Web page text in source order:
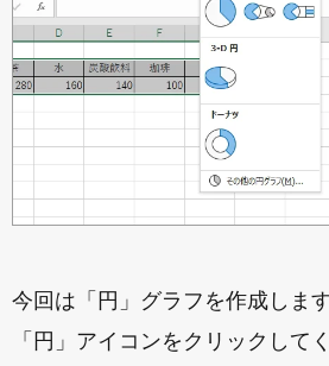
今回は「円」グラフを作成しま
「円」アイコンをクリックして